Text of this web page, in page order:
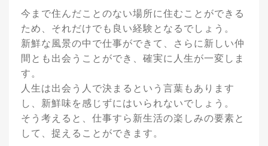
今まで住んだことのない場所に住むことができる
ため、それだけでも良い経験となるでしょう。
新鮮な風景の中で仕事ができて、さらに新しい仲
間とも出会うことができ、確実に人生が一変しま
す。
人生は出会う人で決まるという言葉もあります
し、新鮮味を感じずにはいられないでしょう。
そう考えると、仕事すら新生活の楽しみの要素と
して、捉えることができます。